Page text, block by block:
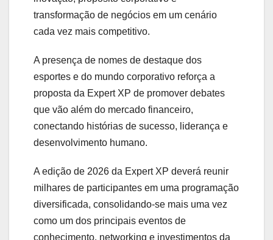
transformação de negócios em um cenário
cada vez mais competitivo.
A presença de nomes de destaque dos
esportes e do mundo corporativo reforça a
proposta da Expert XP de promover debates
que vão além do mercado financeiro,
conectando histórias de sucesso, liderança e
desenvolvimento humano.
A edição de 2026 da Expert XP deverá reunir
milhares de participantes em uma programação
diversificada, consolidando-se mais uma vez
como um dos principais eventos de
conhecimento, networking e investimentos da